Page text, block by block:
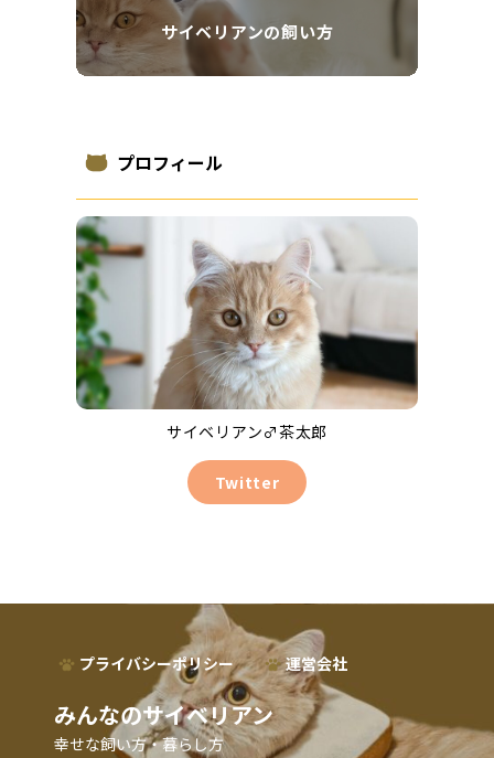
サイベリアンの飼い方
プロフィール
サイベリアン♂茶太郎
Twitter
プライバシーポリシー 運営会社
みんなのサイベリアン
幸せな飼い方・暮らし方